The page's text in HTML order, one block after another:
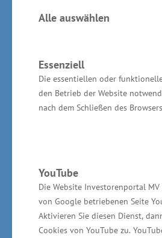
Alle auswählen
Essenziell
Die essentiellen oder
den Betrieb der Website
nach dem Schließen des
YouTube
Die Website Investorenportal
von Google betriebenen Seite
Aktivieren Sie diesen Dienst,
Cookies von YouTube zu.
Brüssel. Wir sind guter
Zustimmung erhalten
Wirtschaftsstaatssekretär Dr.
Im Zeitraum von 2014 bis
haben wir im Rahmen der
insgesamt 132,6 Millionen
Vorhaben bewilligt. Allein im
es 50,4 Millionen Euro für 86
Möglichkeiten der